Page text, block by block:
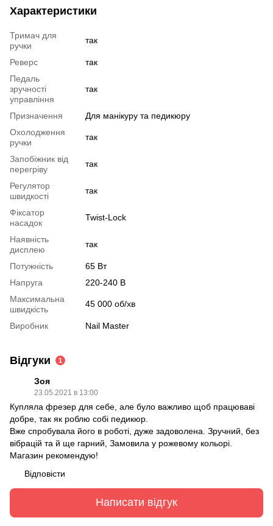
Характеристики
Тримач для
ручки
так
Реверс
так
Педаль
зручності
управління
так
Призначення
Для манікуру та педикюру
Охолодження
ручки
так
Запобіжник від
перегріву
так
Регулятор
швидкості
так
Фіксатор
насадок
Twist-Lock
Наявність
дисплею
так
Потужність
65 Вт
Напруга
220-240 В
Максимальна
швидкість
45 000 об/хв
Виробник Nail Master
Відгуки 1
Зоя
23.05.2021 в 13:00
Купляла фрезер для себе, але було важливо щоб працюваві
добре, так як роблю собі педикюр.
Вже спробувала його в роботі, дуже задоволена. Зручний, без
вібрацій та й ще гарний, Замовила у рожевому кольорі.
Магазин рекомендую!
Відповісти
Написати відгук